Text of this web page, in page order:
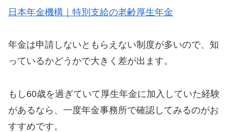
日本年金機構｜特別支給の老齢厚生年金
年金は申請しないともらえない制度が多いので、知
っているかどうかで大きく差が出ます。
もし60歳を過ぎていて厚生年金に加入していた経験
があるなら、一度年金事務所で確認してみるのがお
すすめです。